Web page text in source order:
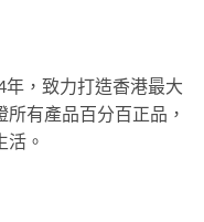
年，致力打造香港最大
有產品百分百正品，
。